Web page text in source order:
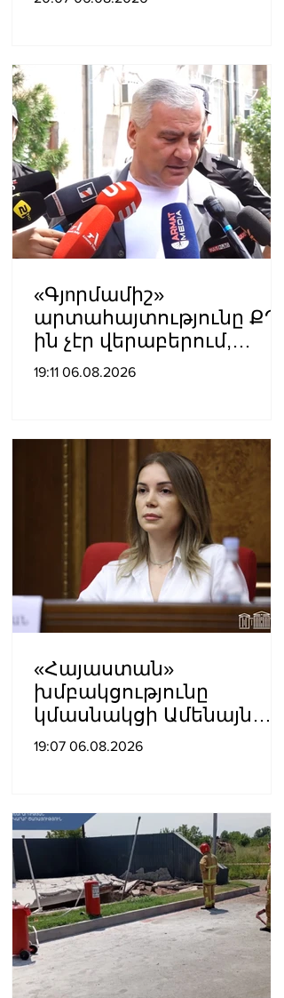
պատճառով.
Մատվիենկո
«Գյnրմամիշ»
արտահայտությունը ՔՊ-
ին չէր վերաբերում,
ինձնից բիզնես
19:11 06.08.2026
«Հայաստան»
խմբակցությունը
կմասնակցի Ամենայն
Հայոց Կաթողիկոսի
19:07 06.08.2026